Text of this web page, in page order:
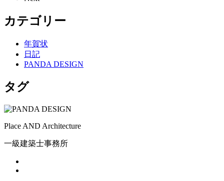
カテゴリー
年賀状
日記
PANDA DESIGN
タグ
Place AND Architecture
一級建築士事務所